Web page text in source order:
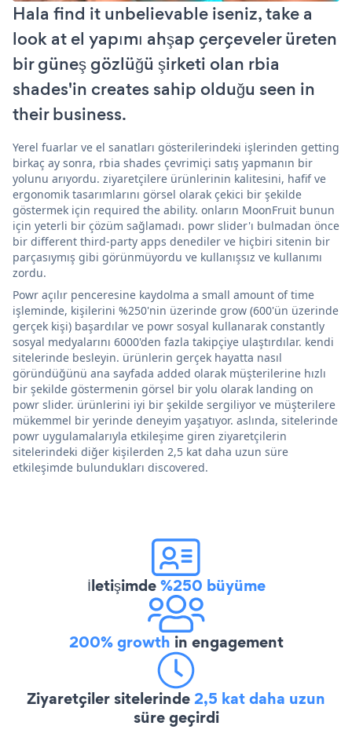
Hala find it unbelievable iseniz, take a
look at el yapımı ahşap çerçeveler üreten
bir güneş gözlüğü şirketi olan rbia
shades'in creates sahip olduğu seen in
their business.
Yerel fuarlar ve el sanatları gösterilerindeki işlerinden getting
birkaç ay sonra, rbia shades çevrimiçi satış yapmanın bir
yolunu arıyordu. ziyaretçilere ürünlerinin kalitesini, hafif ve
ergonomik tasarımlarını görsel olarak çekici bir şekilde
göstermek için required the ability. onların MoonFruit bunun
için yeterli bir çözüm sağlamadı. powr slider'ı bulmadan önce
bir different third-party apps denediler ve hiçbiri sitenin bir
parçasıymış gibi görünmüyordu ve kullanışsız ve kullanımı
zordu.
Powr açılır penceresine kaydolma a small amount of time
işleminde, kişilerini %250'nin üzerinde grow (600'ün üzerinde
gerçek kişi) başardılar ve powr sosyal kullanarak constantly
sosyal medyalarını 6000'den fazla takipçiye ulaştırdılar. kendi
sitelerinde besleyin. ürünlerin gerçek hayatta nasıl
göründüğünü ana sayfada added olarak müşterilerine hızlı
bir şekilde göstermenin görsel bir yolu olarak landing on
powr slider. ürünlerini iyi bir şekilde sergiliyor ve müşterilere
mükemmel bir yerinde deneyim yaşatıyor. aslında, sitelerinde
powr uygulamalarıyla etkileşime giren ziyaretçilerin
sitelerindeki diğer kişilerden 2,5 kat daha uzun süre
etkileşimde bulundukları discovered.
İletişimde%250 büyüme
200% growth in engagement
Ziyaretçiler sitelerinde2,5 kat daha uzun
süre geçirdi